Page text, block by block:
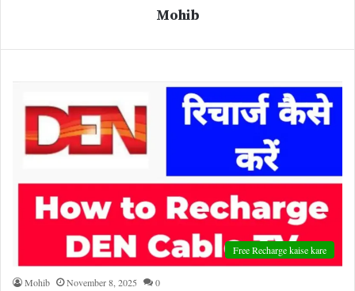
Mohib
Free Recharge kaise kare
Mohib November 8, 2025 0